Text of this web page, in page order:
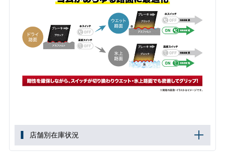
店舗別在庫状況